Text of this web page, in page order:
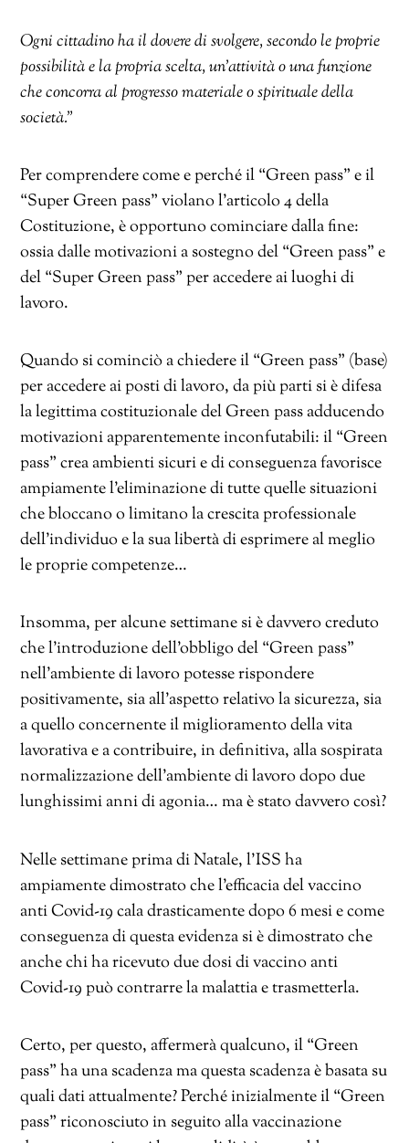
Ogni cittadino ha il dovere di svolgere, secondo le proprie
possibilità e la propria scelta, un’attività o una funzione
che concorra al progresso materiale o spirituale della
società.”
Per comprendere come e perché il “Green pass” e il
“Super Green pass” violano l’articolo 4 della
Costituzione, è opportuno cominciare dalla fine:
ossia dalle motivazioni a sostegno del “Green pass” e
del “Super Green pass” per accedere ai luoghi di
lavoro.
Quando si cominciò a chiedere il “Green pass” (base)
per accedere ai posti di lavoro, da più parti si è difesa
la legittima costituzionale del Green pass adducendo
motivazioni apparentemente inconfutabili: il “Green
pass” crea ambienti sicuri e di conseguenza favorisce
ampiamente l’eliminazione di tutte quelle situazioni
che bloccano o limitano la crescita professionale
dell’individuo e la sua libertà di esprimere al meglio
le proprie competenze…
Insomma, per alcune settimane si è davvero creduto
che l’introduzione dell’obbligo del “Green pass”
nell’ambiente di lavoro potesse rispondere
positivamente, sia all’aspetto relativo la sicurezza, sia
a quello concernente il miglioramento della vita
lavorativa e a contribuire, in definitiva, alla sospirata
normalizzazione dell’ambiente di lavoro dopo due
lunghissimi anni di agonia… ma è stato davvero così?
Nelle settimane prima di Natale, l’ISS ha
ampiamente dimostrato che l’efficacia del vaccino
anti Covid-19 cala drasticamente dopo 6 mesi e come
conseguenza di questa evidenza si è dimostrato che
anche chi ha ricevuto due dosi di vaccino anti
Covid-19 può contrarre la malattia e trasmetterla.
Certo, per questo, affermerà qualcuno, il “Green
pass” ha una scadenza ma questa scadenza è basata su
quali dati attualmente? Perché inizialmente il “Green
pass” riconosciuto in seguito alla vaccinazione